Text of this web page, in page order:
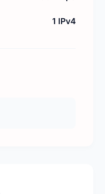
1 IPv4